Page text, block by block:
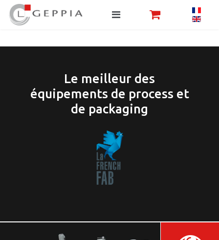
Le meilleur des
équipements de process et
de packaging